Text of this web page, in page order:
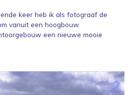
keer heb ik als fotograaf de
vanuit een hoogbouw
een nieuwe mooie